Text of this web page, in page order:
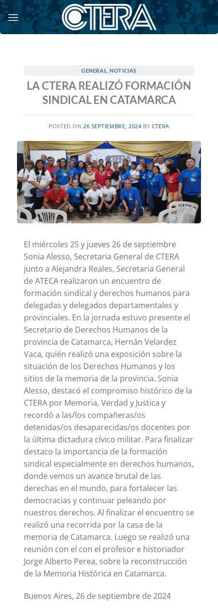
Saltar
al
contenido
GENERAL ,NOTICIAS
LA CTERA REALIZÓ FORMACIÓN
SINDICAL EN CATAMARCA
POSTED ON 26 SEPTIEMBRE, 2024 BY CTERA
El miércoles 25 y jueves 26 de septiembre
Sonia Alesso, Secretaria General de CTERA
junto a Alejandra Reales, Secretaria General
de ATECA realizaron un encuentro de
formación sindical y derechos humanos para
delegadas y delegados departamentales y
provinciales. En la jornada estuvo presente el
Secretario de Derechos Humanos de la
provincia de Catamarca, Hernán Velardez
Vaca, quién realizó una exposición sobre la
situación de los Derechos Humanos y los
sitios de la memoria de la provincia. Sonia
Alesso, destacó el compromiso histórico de la
CTERA por Memoria, Verdad y Justica y
recordó a las/los compañeras/os
detenidas/os desaparecidas/os docentes por
la última dictadura cívico militar. Para finalizar
destaco la importancia de la formación
sindical especialmente en derechos humanos,
donde vemos un avance brutal de las
derechas en el mundo, para fortalecer las
democracias y continuar peleando por
nuestros derechos. Al finalizar el encuentro se
realizó una recorrida por la casa de la
memoria de Catamarca. Luego se realizó una
reunión con el con el profesor e historiador
Jorge Alberto Perea, sobre la reconstrucción
de la Memoria Histórica en Catamarca.
Buenos Aires, 26 de septiembre de 2024